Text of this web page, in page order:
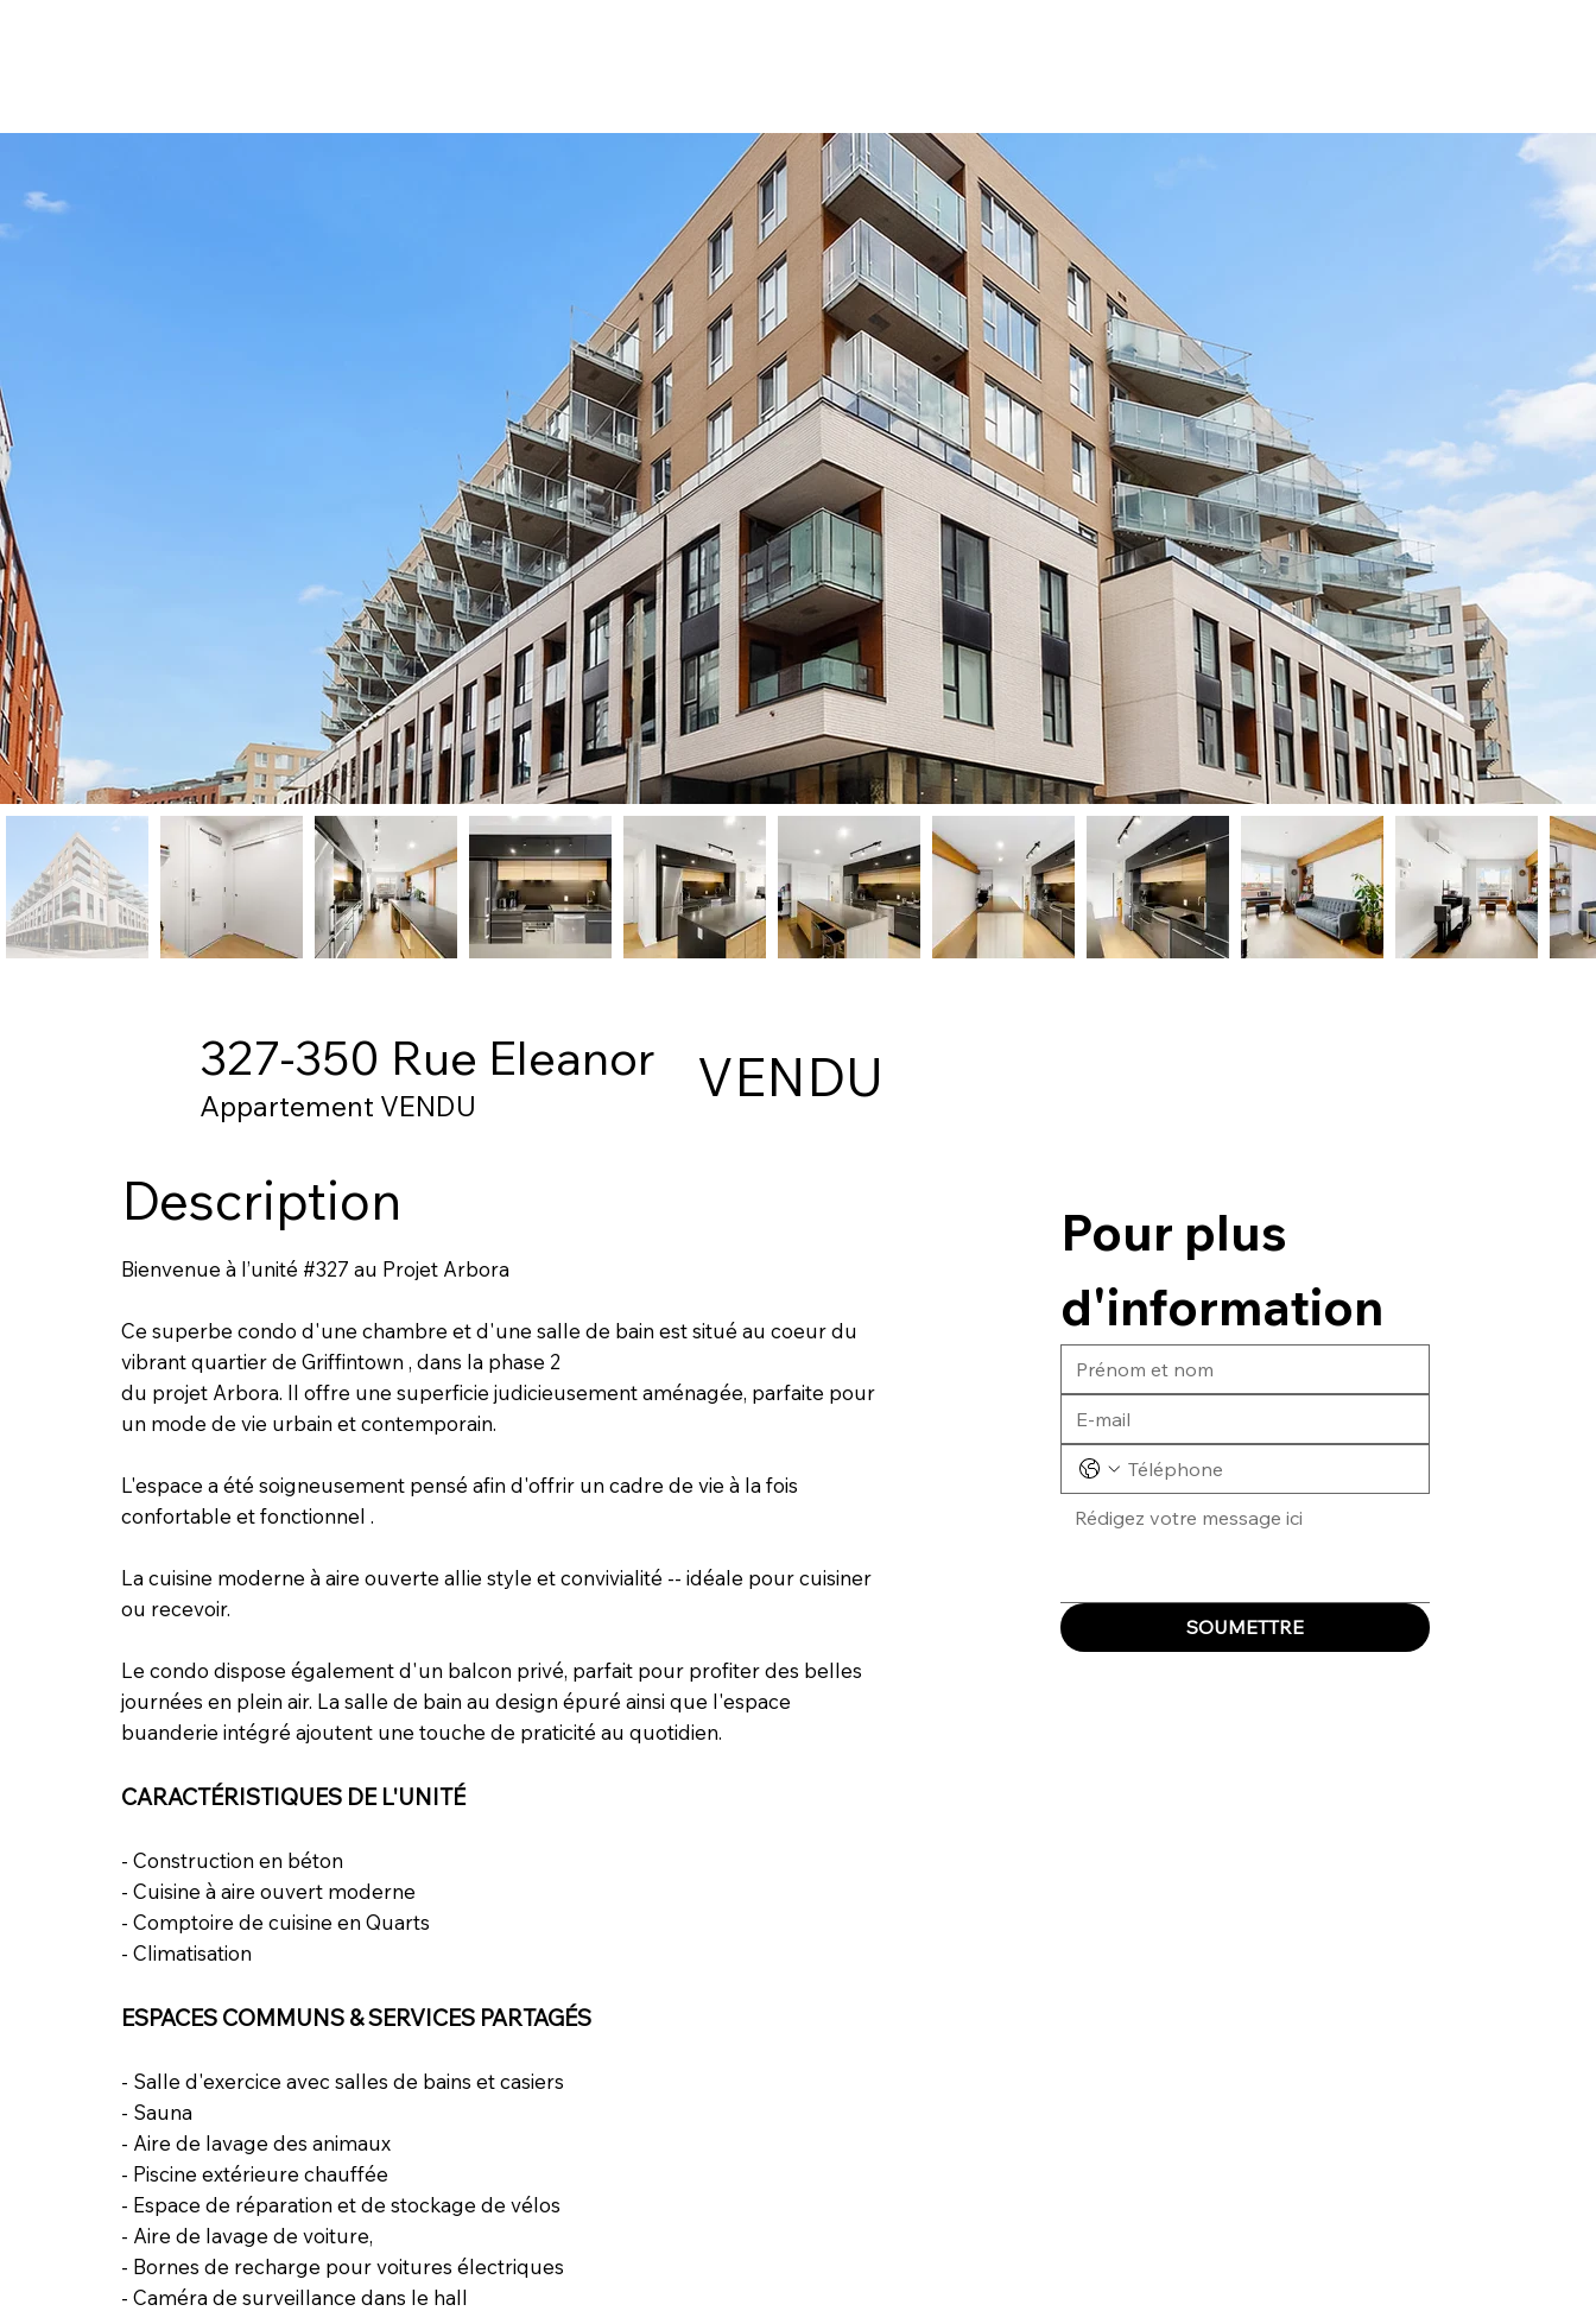
327-350 Rue Eleanor
Appartement VENDU
VENDU
Description
Pour plus
d'information
SOUMETTRE
Bienvenue à l’unité #327 au Projet Arbora
Ce superbe condo d'une chambre et d'une salle de bain est situé au coeur du
vibrant quartier de Griffintown , dans la phase 2
du projet Arbora. Il offre une superficie judicieusement aménagée, parfaite pour
un mode de vie urbain et contemporain.
L'espace a été soigneusement pensé afin d'offrir un cadre de vie à la fois
confortable et fonctionnel .
La cuisine moderne à aire ouverte allie style et convivialité -- idéale pour cuisiner
ou recevoir.
Le condo dispose également d'un balcon privé, parfait pour profiter des belles
journées en plein air. La salle de bain au design épuré ainsi que l'espace
buanderie intégré ajoutent une touche de praticité au quotidien.
CARACTÉRISTIQUES DE L'UNITÉ
- Construction en béton
- Cuisine à aire ouvert moderne
- Comptoire de cuisine en Quarts
- Climatisation
ESPACES COMMUNS & SERVICES PARTAGÉS
- Salle d'exercice avec salles de bains et casiers
- Sauna
- Aire de lavage des animaux
- Piscine extérieure chauffée
- Espace de réparation et de stockage de vélos
- Aire de lavage de voiture,
- Bornes de recharge pour voitures électriques
- Caméra de surveillance dans le hall